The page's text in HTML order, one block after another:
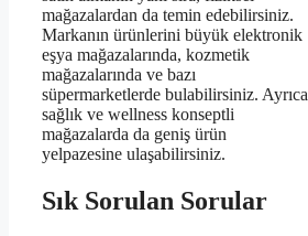
mağazalardan da temin edebilirsiniz.
Markanın ürünlerini büyük elektronik
eşya mağazalarında, kozmetik
mağazalarında ve bazı
süpermarketlerde bulabilirsiniz. Ayrıca
sağlık ve wellness konseptli
mağazalarda da geniş ürün
yelpazesine ulaşabilirsiniz.
Sık Sorulan Sorular